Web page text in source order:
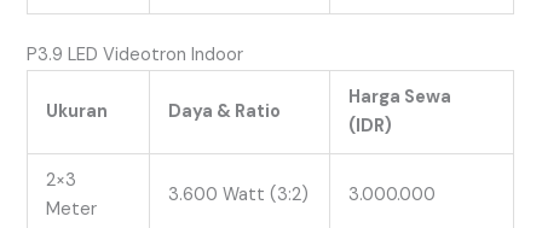
P3.9 LED Videotron Indoor
Ukuran Daya & Ratio
Harga Sewa
(IDR)
2×3
Meter
3.600 Watt (3:2) 3.000.000